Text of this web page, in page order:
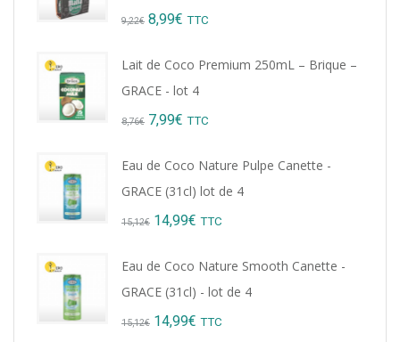
9,22€ Original
8,99€ Current
TTC
Lait de Coco Premium 250mL – Brique –
GRACE - lot 4
8,76€ Original
7,99€ Current
TTC
Eau de Coco Nature Pulpe Canette -
GRACE (31cl) lot de 4
15,12€ Original
14,99€ Current
TTC
Eau de Coco Nature Smooth Canette -
GRACE (31cl) - lot de 4
15,12€ Original
14,99€ Current
TTC